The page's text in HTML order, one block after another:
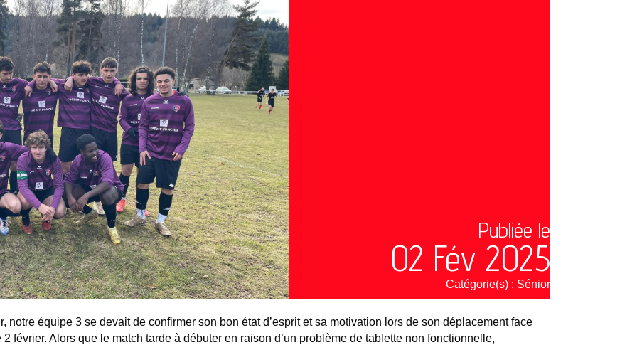
Publiée le
02 Fév 2025
Catégorie(s) : Sénior
équipe 3 se devait de confirmer son bon état d’esprit et sa motivation lors de son déplacement face
février. Alors que le match tarde à débuter en raison d’un problème de tablette non fonctionnelle,